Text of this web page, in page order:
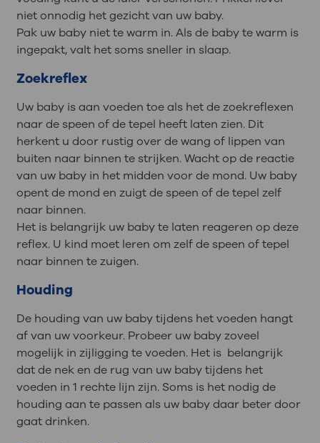
niet onnodig het gezicht van uw baby.
Pak uw baby niet te warm in. Als de baby te warm is
ingepakt, valt het soms sneller in slaap.
Zoekreflex
Uw baby is aan voeden toe als het de zoekreflexen
naar de speen of de tepel heeft laten zien. Dit
herkent u door rustig over de wang of lippen van
buiten naar binnen te strijken. Wacht op de reactie
van uw baby in het midden voor de mond. Uw baby
opent de mond en zuigt de speen of de tepel zelf
naar binnen.
Het is belangrijk uw baby te laten reageren op deze
reflex. U kind moet leren om zelf de speen of tepel
naar binnen te zuigen.
Houding
De houding van uw baby tijdens het voeden hangt
af van uw voorkeur. Probeer uw baby zoveel
mogelijk in zijligging te voeden. Het is belangrijk
dat de nek en de rug van uw baby tijdens het
voeden in 1 rechte lijn zijn. Soms is het nodig de
houding aan te passen als uw baby daar beter door
gaat drinken.